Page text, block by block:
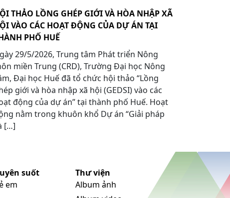
THẢO LỒNG GHÉP GIỚI VÀ HÒA NHẬP XÃ
VÀO CÁC HOẠT ĐỘNG CỦA DỰ ÁN TẠI
PHỐ HUẾ
29/5/2026, Trung tâm Phát triển Nông
miền Trung (CRD), Trường Đại học Nông
Đại học Huế đã tổ chức hội thảo “Lồng
giới và hòa nhập xã hội (GEDSI) vào các
động của dự án” tại thành phố Huế. Hoạt
nằm trong khuôn khổ Dự án “Giải pháp
[…]
suốt
em
Thư viện
Album ảnh